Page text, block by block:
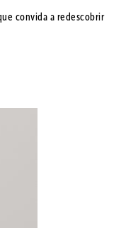
convida a redescobrir